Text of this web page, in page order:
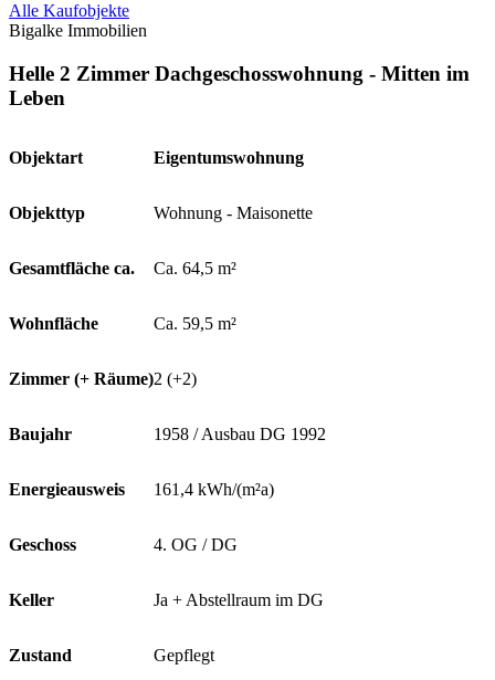
Alle Kaufobjekte
Bigalke Immobilien
Helle 2 Zimmer Dachgeschosswohnung - Mitten im
Leben
Objektart Eigentumswohnung
Objekttyp Wohnung - Maisonette
Gesamtfläche ca. Ca. 64,5 m²
Wohnfläche Ca. 59,5 m²
Zimmer (+ Räume)2 (+2)
Baujahr 1958 / Ausbau DG 1992
Energieausweis 161,4 kWh/(m²a)
Geschoss 4. OG / DG
Keller Ja + Abstellraum im DG
Zustand Gepflegt